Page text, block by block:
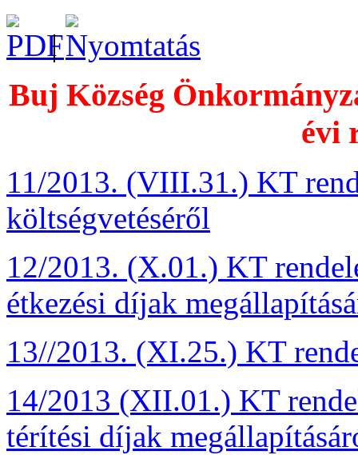
|
Buj Község
évi
11/2013. (VIII.31.) KT
költségvetéséről
12/2013. (X.01.) KT
étkezési díjak
13//2013. (XI.25.) KT
14/2013 (XII.01.) KT
térítési díjak